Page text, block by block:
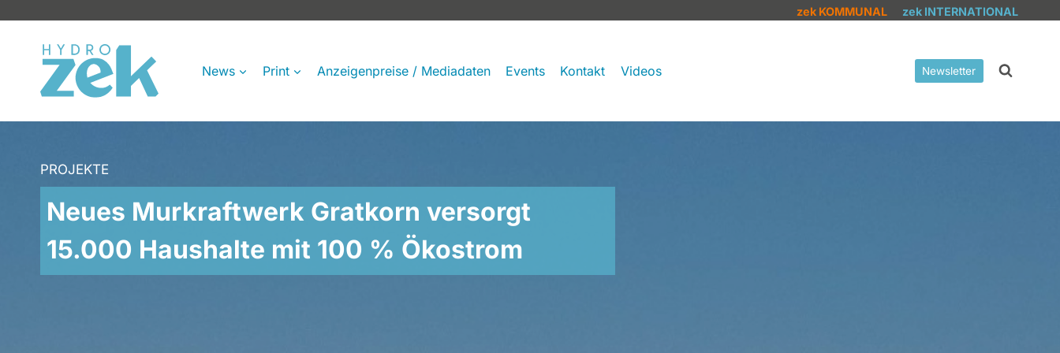
springen
zek KOMMUNAL zek INTERNATIONAL
News Print Anzeigenpreise / Mediadaten Events Kontakt Videos Newsletter
PROJEKTE
Neues Murkraftwerk Gratkorn versorgt
15.000 Haushalte mit 100 % Ökostrom